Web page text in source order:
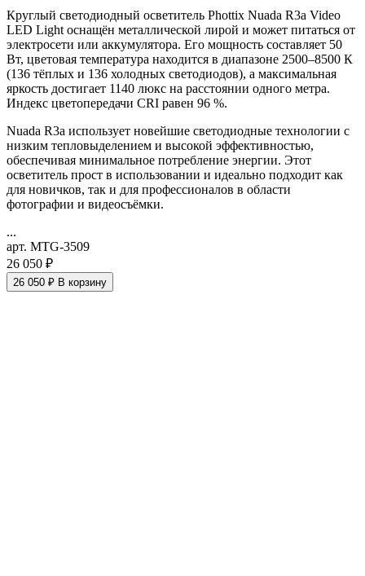
Круглый светодиодный осветитель Phottix Nuada R3a Video
LED Light оснащён металлической лирой и может питаться от
электросети или аккумулятора. Его мощность составляет 50
Вт, цветовая температура находится в диапазоне 2500–8500 К
(136 тёплых и 136 холодных светодиодов), а максимальная
яркость достигает 1140 люкс на расстоянии одного метра.
Индекс цветопередачи CRI равен 96 %.
Nuada R3a использует новейшие светодиодные технологии с
низким тепловыделением и высокой эффективностью,
обеспечивая минимальное потребление энергии. Этот
осветитель прост в использовании и идеально подходит как
для новичков, так и для профессионалов в области
фотографии и видеосъёмки.
...
арт. MTG-3509
26 050 ₽
26 050 ₽ В корзину